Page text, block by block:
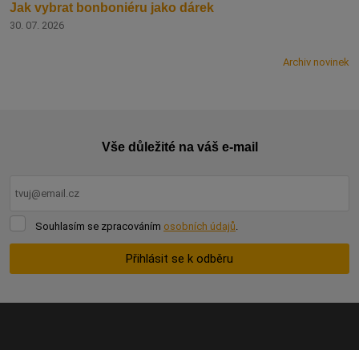
Jak vybrat bonboniéru jako dárek
30. 07. 2026
Archiv novinek
Vše důležité na váš e-mail
Souhlasím
Souhlasím se zpracováním osobních údajů.
Přihlásit se k odběru